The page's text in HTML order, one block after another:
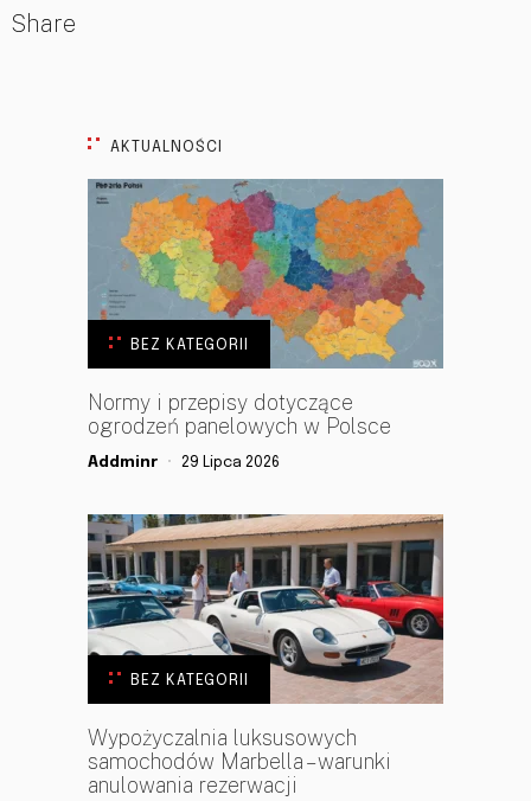
Share
AKTUALNOŚCI
BEZ KATEGORII
Normy i przepisy dotyczące
ogrodzeń panelowych w Polsce
Addminr 29 Lipca 2026
BEZ KATEGORII
Wypożyczalnia luksusowych
samochodów Marbella – warunki
anulowania rezerwacji